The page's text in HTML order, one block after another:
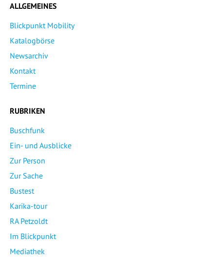
ALLGEMEINES
Blickpunkt Mobility
Katalogbörse
Newsarchiv
Kontakt
Termine
RUBRIKEN
Buschfunk
Ein- und Ausblicke
Zur Person
Zur Sache
Bustest
Karika-tour
RA Petzoldt
Im Blickpunkt
Mediathek